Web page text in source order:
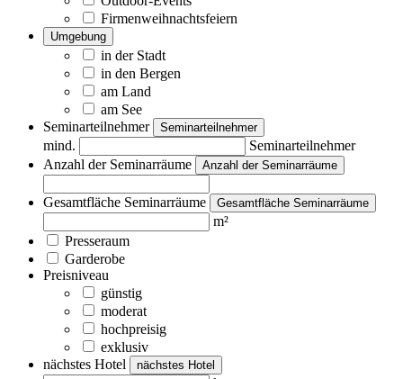
Firmenweihnachtsfeiern
Umgebung
in der Stadt
in den Bergen
am Land
am See
Seminarteilnehmer
Seminarteilnehmer
mind.
Seminarteilnehmer
Anzahl der Seminarräume
Anzahl der Seminarräume
Gesamtfläche Seminarräume Gesamtfläche Seminarräume
m²
Presseraum
Garderobe
Preisniveau
günstig
moderat
hochpreisig
exklusiv
nächstes Hotel
nächstes Hotel